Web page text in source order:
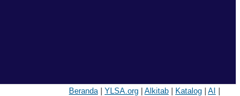
Beranda| YLSA.org| Alkitab| Katalog| AI